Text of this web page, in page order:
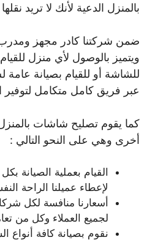
بالمنزل الدعية لأنك لا تريد
ضمن شركتنا كادر مجهز
ويتميز بالوصول لأي منزل
للشاشة أو للقيام بصيانة
عبر فريق كامل متكامل لتوفير
كما يقوم تصليح شاشات
أخرى وهي على النحو التالي :
القيام بعملية الصيانة
لإعطاء عميلنا الراحة
أسعارنا منافسة لكل
لجميع العملاء وكل من